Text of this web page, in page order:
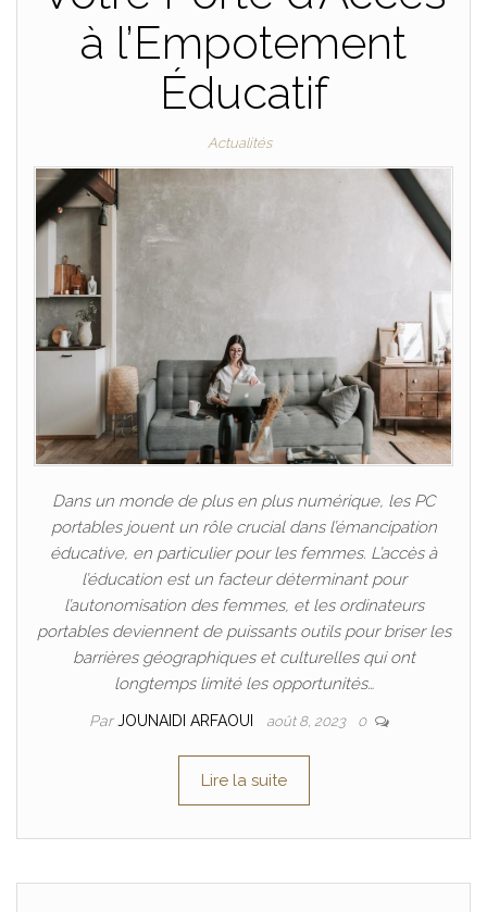
à l’Empotement
Éducatif
Actualités
Dans un monde de plus en plus numérique, les PC
portables jouent un rôle crucial dans l’émancipation
éducative, en particulier pour les femmes. L’accès à
l’éducation est un facteur déterminant pour
l’autonomisation des femmes, et les ordinateurs
portables deviennent de puissants outils pour briser les
barrières géographiques et culturelles qui ont
longtemps limité les opportunités…
ParJOUNAIDI ARFAOUI août 8, 2023 0
Lire la suite